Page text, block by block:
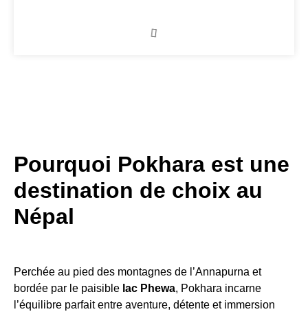
Pourquoi Pokhara est une
destination de choix au
Népal
Perchée au pied des montagnes de l’Annapurna et
bordée par le paisible lac Phewa, Pokhara incarne
l’équilibre parfait entre aventure, détente et immersion